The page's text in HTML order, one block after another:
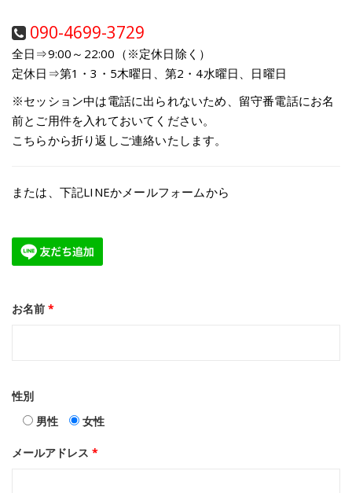
090-4699-3729
全日⇒9:00～22:00（※定休日除く）
定休日⇒第1・3・5木曜日、第2・4水曜日、日曜日
※セッション中は電話に出られないため、留守番電話にお名
前とご用件を入れておいてください。
こちらから折り返しご連絡いたします。
または、下記LINEかメールフォームから
お名前 *
性別
男性
女性
メールアドレス *